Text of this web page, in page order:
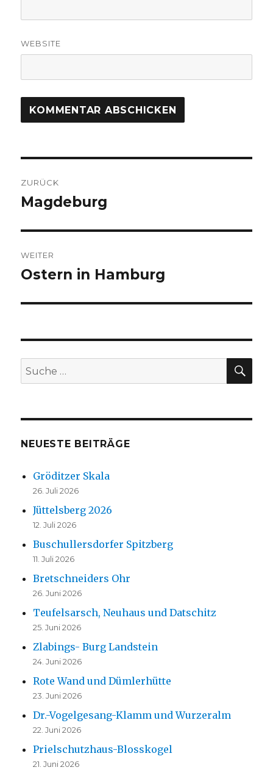
WEBSITE
ZURÜCK
Vorheriger
Magdeburg
WEITER
Nächster
Ostern in Hamburg
Suche
nach:
NEUESTE BEITRÄGE
Gröditzer Skala
26. Juli 2026
Jüttelsberg 2026
12. Juli 2026
Buschullersdorfer Spitzberg
11. Juli 2026
Bretschneiders Ohr
26. Juni 2026
Teufelsarsch, Neuhaus und Datschitz
25. Juni 2026
Zlabings- Burg Landstein
24. Juni 2026
Rote Wand und Dümlerhütte
23. Juni 2026
Dr.-Vogelgesang-Klamm und Wurzeralm
22. Juni 2026
Prielschutzhaus-Blosskogel
21. Juni 2026